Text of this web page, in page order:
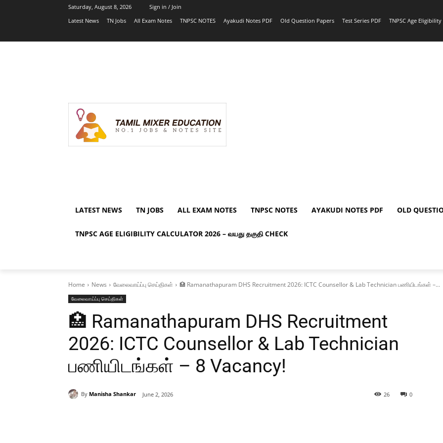
Saturday, August 8, 2026
Sign in / Join
Latest News
TN Jobs All Exam Notes TNPSC NOTES Ayakudi Notes PDF Old Question Papers Test Series PDF TNPSC Age
LATEST NEWS TN JOBS ALL EXAM NOTES TNPSC NOTES AYAKUDI NOTES PDF OLD
TNPSC AGE ELIGIBILITY CALCULATOR 2026 – வயது தகுதி CHECK
Home News வேலைவாய்ப்பு செய்திகள் 🏥 Ramanathapuram DHS Recruitment 2026: ICTC Counsellor & Lab Technician பணியிடங்கள் –...
வேலைவாய்ப்பு செய்திகள்
🏥 Ramanathapuram DHS Recruitment
2026: ICTC Counsellor & Lab Technician
பணியிடங்கள் – 8 Vacancy!
By Manisha Shankar June 2, 2026 0
26